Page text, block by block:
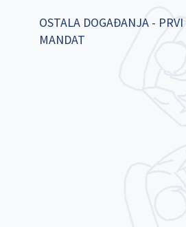
OSTALA DOGAĐANJA - PRVI
MANDAT